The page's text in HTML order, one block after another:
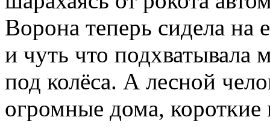
Ворона теперь сидела на
и чуть что подхватывала
под колёса. А лесной
огромные дома,